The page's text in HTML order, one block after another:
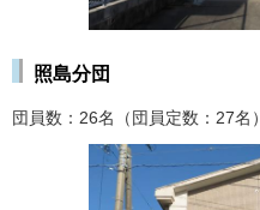
照島分団
団員数：26名（団員定数：27名）